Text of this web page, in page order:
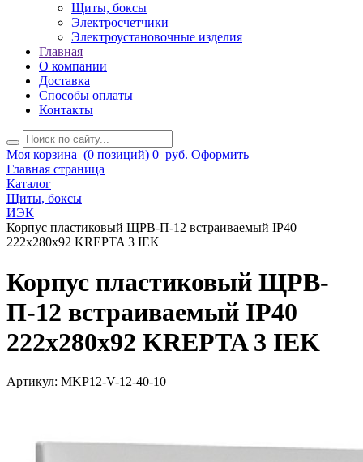
Щиты, боксы
Электросчетчики
Электроустановочные изделия
Главная
О компании
Доставка
Способы оплаты
Контакты
Моя корзина (0 позиций) 0 руб. Оформить
Главная страница
Каталог
Щиты, боксы
ИЭК
Корпус пластиковый ЩРВ-П-12 встраиваемый IP40
222х280х92 KREPTA 3 IEK
Корпус пластиковый ЩРВ-
П-12 встраиваемый IP40
222х280х92 KREPTA 3 IEK
Артикул: MKP12-V-12-40-10